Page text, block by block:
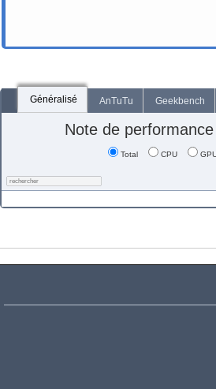
Généralisé AnTuTu Geekbench
Note de
Total CPU